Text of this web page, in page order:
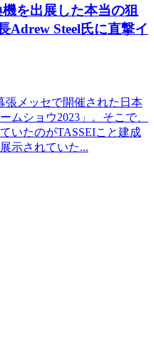
を出展した本当の狙
Steel氏に直撃イ
張メッセで開催された日本
ムショウ2023」。そこで、
いたのがTASSEIこと建成
示されていた...